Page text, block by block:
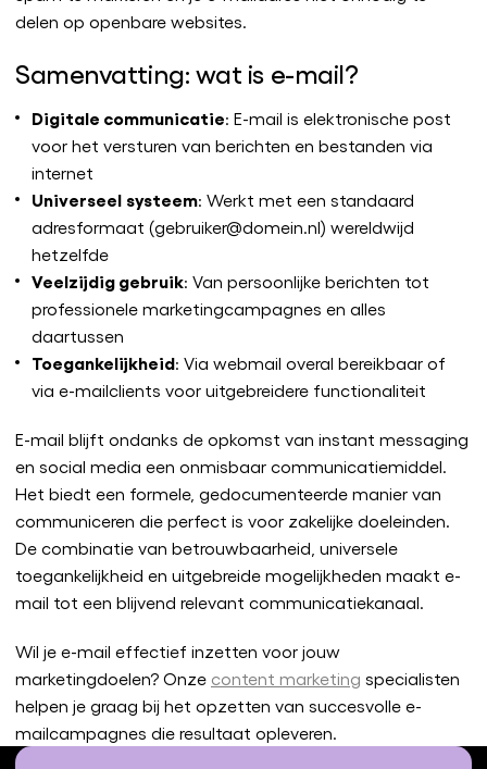
delen op openbare websites.
Samenvatting: wat is e-mail?
Digitale communicatie: E-mail is elektronische post
voor het versturen van berichten en bestanden via
internet
Universeel systeem: Werkt met een standaard
adresformaat (gebruiker@domein.nl) wereldwijd
hetzelfde
Veelzijdig gebruik: Van persoonlijke berichten tot
professionele marketingcampagnes en alles
daartussen
Toegankelijkheid: Via webmail overal bereikbaar of
via e-mailclients voor uitgebreidere functionaliteit
E-mail blijft ondanks de opkomst van instant messaging
en social media een onmisbaar communicatiemiddel.
Het biedt een formele, gedocumenteerde manier van
communiceren die perfect is voor zakelijke doeleinden.
De combinatie van betrouwbaarheid, universele
toegankelijkheid en uitgebreide mogelijkheden maakt e-
mail tot een blijvend relevant communicatiekanaal.
Wil je e-mail effectief inzetten voor jouw
marketingdoelen? Onze content marketing specialisten
helpen je graag bij het opzetten van succesvolle e-
mailcampagnes die resultaat opleveren.